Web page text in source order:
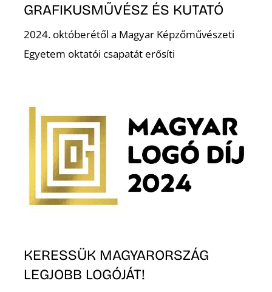
GRAFIKUSMŰVÉSZ ÉS KUTATÓ
2024. októberétől a Magyar Képzőművészeti
Egyetem oktatói csapatát erősíti
KERESSÜK MAGYARORSZÁG
LEGJOBB LOGÓJÁT!